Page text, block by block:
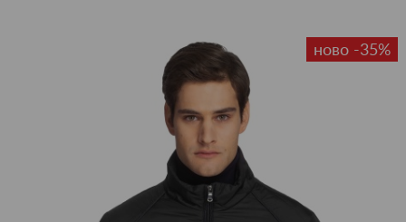
ново -35%